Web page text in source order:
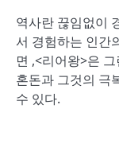
역사란 끊임없이
서 경험하는 인간
면 ,<리어왕>은
혼돈과 그것의 극
수 있다.